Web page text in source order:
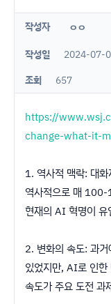
작성자 ㅇㅇ
작성일
2024-07-
조회
657
https://
change-what-it-
1. 역사적 맥락: 대
역사적으로 매 100-
현재의 AI 혁명이 유
2. 변화의 속도: 과
있었지만, AI로 인한
속도가 주요 도전 과